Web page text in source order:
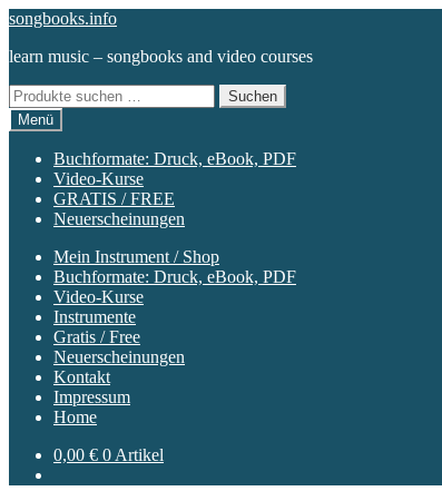
Zur
springen
Zum
springen
songbooks.info
learn music – songbooks and video courses
Suchen
nach:
Suchen
Menü
Buchformate: Druck, eBook, PDF
Video-Kurse
GRATIS / FREE
Neuerscheinungen
Mein Instrument / Shop
Buchformate: Druck, eBook, PDF
Video-Kurse
Instrumente
Gratis / Free
Neuerscheinungen
Kontakt
Impressum
Home
0,00 € 0 Artikel